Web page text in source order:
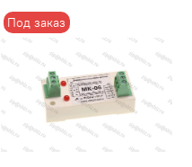
Под заказ